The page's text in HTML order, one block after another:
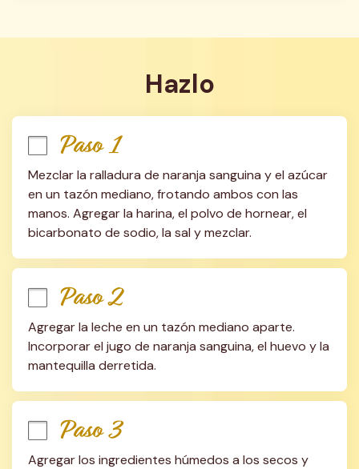
Hazlo
Paso 1
Mezclar la ralladura de naranja sanguina y el azúcar
en un tazón mediano, frotando ambos con las
manos. Agregar la harina, el polvo de hornear, el
bicarbonato de sodio, la sal y mezclar.
Paso 2
Agregar la leche en un tazón mediano aparte.
Incorporar el jugo de naranja sanguina, el huevo y la
mantequilla derretida.
Paso 3
Agregar los ingredientes húmedos a los secos y